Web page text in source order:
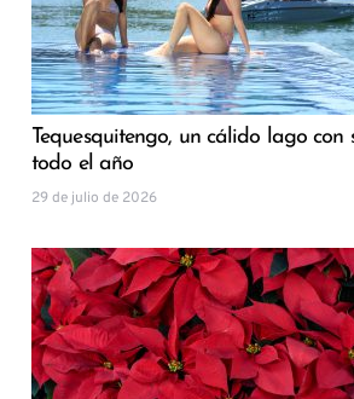
Tequesquitengo, un cálido lago con
todo el año
29 de julio de 2026